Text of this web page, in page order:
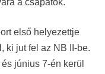
a csapatok.
első helyezettje
ki jut fel az NB II-be.
június 7-én kerül